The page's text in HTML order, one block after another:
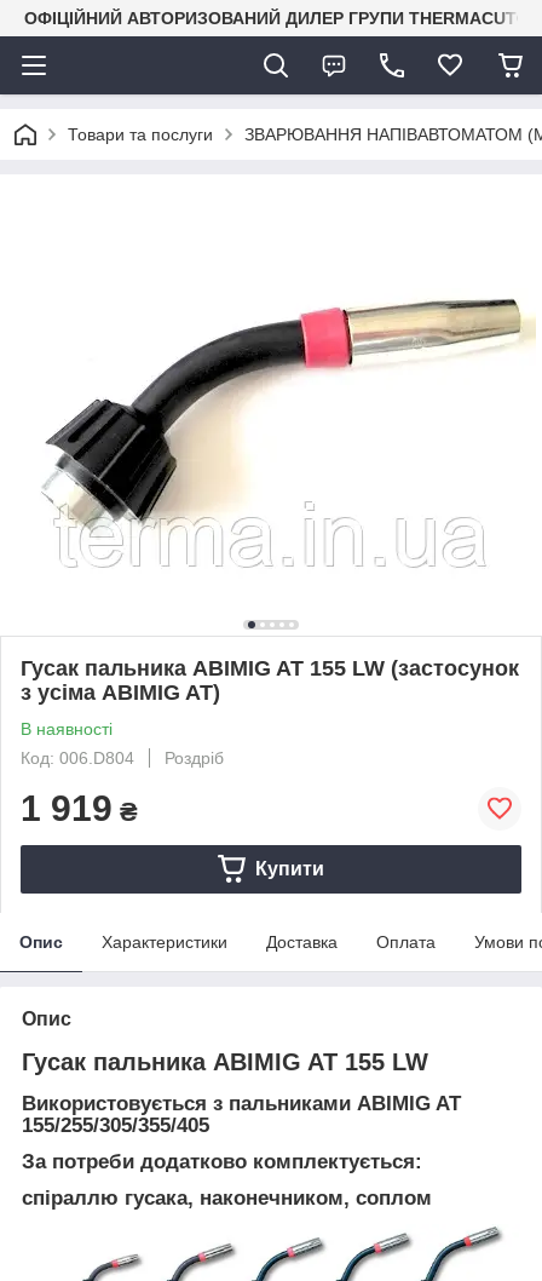
ОФІЦІЙНИЙ АВТОРИЗОВАНИЙ ДИЛЕР ГРУПИ THERMACUT® В
Товари та послуги ЗВАРЮВАННЯ НАПІВАВТОМАТОМ
Гусак пальника ABIMIG AT 155 LW (застосунок
з усіма ABIMIG AT)
В наявності
Код: 006.D804
Роздріб
1 919 ₴
Купити
Опис Характеристики Доставка Оплата Умови
Опис
Гусак пальника ABIMIG AT 155 LW
Використовується з пальниками ABIMIG AT
155/255/305/355/405
За потреби додатково комплектується:
спіраллю гусака, наконечником, соплом